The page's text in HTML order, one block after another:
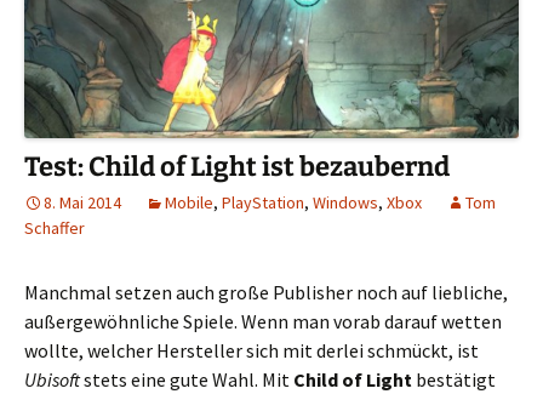
Test: Child of Light ist bezaubernd
8. Mai 2014 Mobile, PlayStation, Windows, Xbox
Tom
Schaffer
Manchmal setzen auch große Publisher noch auf liebliche,
außergewöhnliche Spiele. Wenn man vorab darauf wetten
wollte, welcher Hersteller sich mit derlei schmückt, ist
Ubisoftstets eine gute Wahl. Mit Child of Light bestätigt